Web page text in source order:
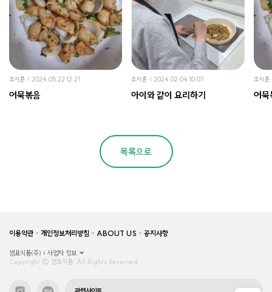
조지훈 2024.05.22 12:21
어묵볶음
조지훈 2024.02.04 10:07
아이와 같이 요리하기
조지훈
어묵
목록으로
이용약관 개인정보처리방침 ABOUT US 공지사항
샘표식품(주)
사업자 정보
Copyright © 샘표식품, All Rights Reserved.